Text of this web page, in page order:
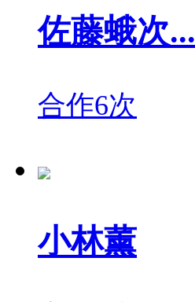
佐藤蛾次...
合作6次
小林薰